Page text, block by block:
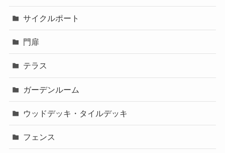
サイクルポート
門扉
テラス
ガーデンルーム
ウッドデッキ・タイルデッキ
フェンス